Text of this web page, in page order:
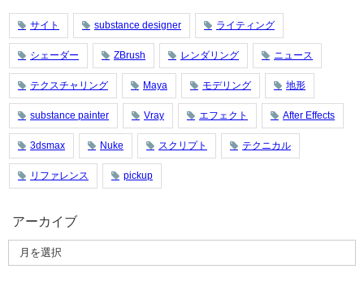
サイト substance designer ライティング
シェーダー ZBrush レンダリング ニュース
テクスチャリング Maya モデリング 地形
substance painter Vray エフェクト After Effects
3dsmax Nuke スクリプト テクニカル
リファレンス pickup
アーカイブ